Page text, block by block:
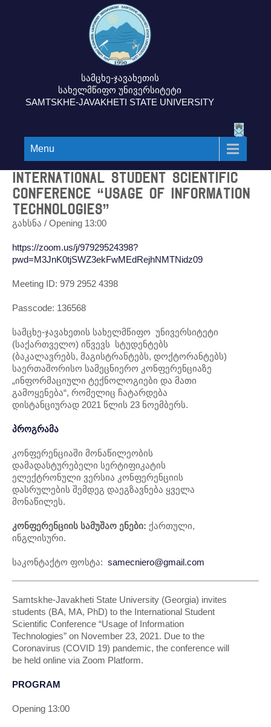
სამცხე-ჯავახეთის
სახელმწიფო უნივერსიტეტი
SAMTSKHE-JAVAKHETI STATE UNIVERSITY
Menu
International Student Scientific
Conference “Usage of Information
Technologies”
გახსნა / Opening 13:00
https://zoom.us/j/97929524398?
pwd=M3JnK0tjSWZ3ekFwMEdRejhNMTNidz09
Meeting ID: 979 2952 4398
Passcode: 136568
სამცხე-ჯავახეთის სახელმწიფო უნივერსიტეტი
(საქართველო) იწვევს სტუდენტებს
(ბაკალავრებს, მაგისტრანტებს, დოქტორანტებს)
საერთაშორისო სამეცნიერო კონფერენციაზე
„ინფორმაციული ტექნოლოგიები და მათი
გამოყენება“, რომელიც ჩატარდება
დისტანციურად 2021 წლის 23 ნოემბერს.
პროგრამა
კონფერენციაში მონაწილეობის
დამადასტურებელი სერტიფიკატის
ელექტრონული ვერსია კონფერენციის
დასრულების შემდეგ დაეგზავნება ყველა
მონაწილეს.
კონფერენციის სამუშაო ენები: ქართული,
ინგლისური.
საკონტაქტო ფოსტა: samecniero@gmail.com
Samtskhe-Javakheti State University (Georgia) invites
students (BA, MA, PhD) to the International Student
Scientific Conference “Usage of Information
Technologies” on November 23, 2021. Due to the
Coronavirus (COVID 19) pandemic, the conference will
be held online via Zoom Platform.
PROGRAM
Opening 13:00